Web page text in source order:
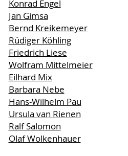
Konrad Engel
Jan Gimsa
Bernd Kreikemeyer
Rüdiger Köhling
Friedrich Liese
Wolfram Mittelmeier
Eilhard Mix
Barbara Nebe
Hans-Wilhelm Pau
Ursula van Rienen
Ralf Salomon
Olaf Wolkenhauer